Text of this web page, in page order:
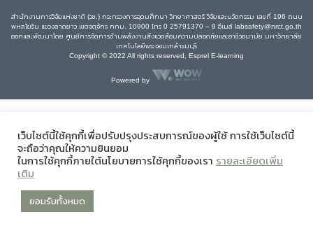
สำนักงานการวิจัยแห่งชาติ (วช.) กระทรวงการอุดมศึกษา วิทยาศาสตร์ วิจัยและนวัตกรรม เลขที่ 196 ถนน
พหลโยธิน แขวงลาดยาว เขตจตุจักร กทม. 10900 โทร 0 25791370 – 9 อีเมล์ labsafety@nrct.go.th
ออกและพัฒนาโดย ศูนย์การจัดการด้านพลังงานสิ่งแวดล้อมความปลอดภัยและอาชีวอนามัย มหาวิทยาลัย
เทคโนโลยีพระจอมเกล้าธนบุรี
Copyright © 2022 All rights reserved, Esprel E-learning
Powered by
เว็บไซต์นี้ใช้คุกกี้เพื่อปรับปรุงประสบการณ์ของผู้ใช้ การใช้เว็บไซต์นี้
จะถือว่าคุณให้ความยินยอม
ในการใช้คุกกี้ภายใต้นโยบายการใช้คุกกี้ของเรา รายละเอียดเพิ่ม
เติม
ยอมรับทั้งหมด